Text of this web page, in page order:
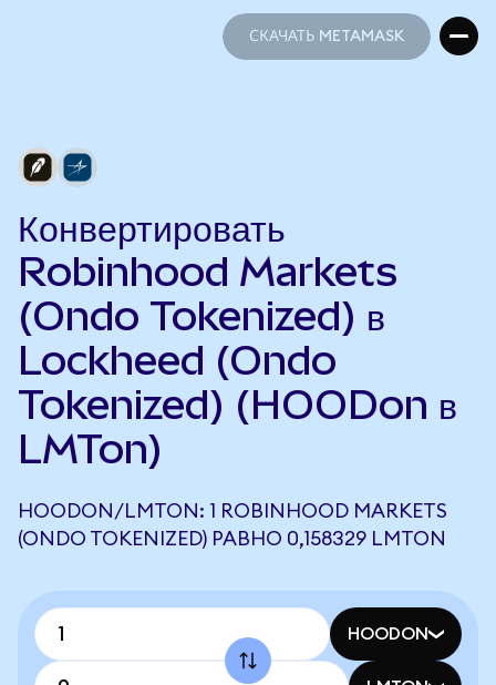
СКАЧАТЬ METAMASK
Конвертировать
Robinhood Markets
(Ondo Tokenized) в
Lockheed (Ondo
Tokenized) (HOODon в
LMTon)
HOODON/LMTON: 1 ROBINHOOD MARKETS
(ONDO TOKENIZED) РАВНО 0,158329 LMTON
HOODON